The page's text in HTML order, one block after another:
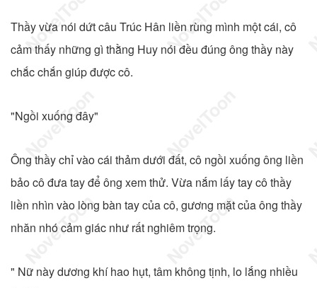
Thầy vừa nói dứt câu Trúc Hân liền rùng mình một cái, cô
cảm thấy những gì thằng Huy nói đều đúng ông thầy này
chắc chắn giúp được cô.
"Ngồi xuống đây"
Ông thầy chỉ vào cái thảm dưới đất, cô ngồi xuống ông liền
bảo cô đưa tay để ông xem thử. Vừa nắm lấy tay cô thầy
liền nhìn vào lòng bàn tay của cô, gương mặt của ông thầy
nhăn nhó cảm giác như rất nghiêm trọng.
" Nữ này dương khí hao hụt, tâm không tịnh, lo lắng nhiều